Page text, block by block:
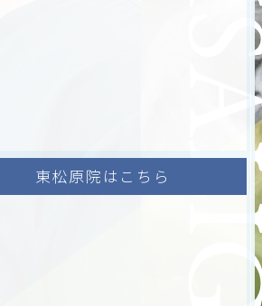
東松原院はこちら